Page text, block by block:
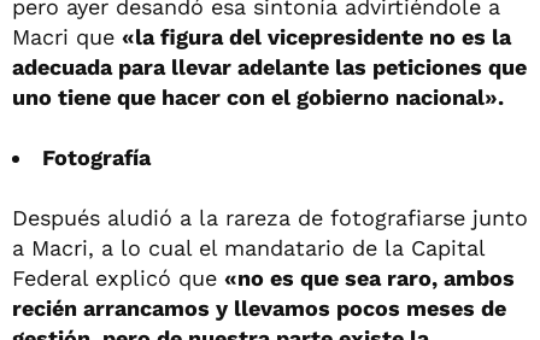
pero ayer desandó esa sintonía advirtiéndole a
Macri que «la figura del vicepresidente no es la
adecuada para llevar adelante las peticiones que
uno tiene que hacer con el gobierno nacional».
Fotografía
Después aludió a la rareza de fotografiarse junto
a Macri, a lo cual el mandatario de la Capital
Federal explicó que «no es que sea raro, ambos
recién arrancamos y llevamos pocos meses de